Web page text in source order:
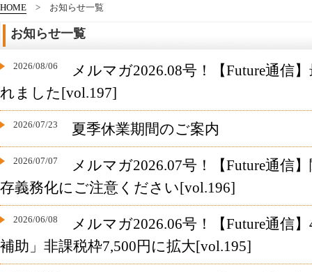
HOME お知らせ一覧
お知らせ一覧
2026/08/06
メルマガ2026.08号！【Future通信
れました[vol.197]
2026/07/23 夏季休業期間のご案内
2026/07/07
メルマガ2026.07号！【Future通信
存義務化にご注意ください[vol.196]
2026/06/08
メルマガ2026.06号！【Future通信
補助」非課税枠7,500円に拡大[vol.195]